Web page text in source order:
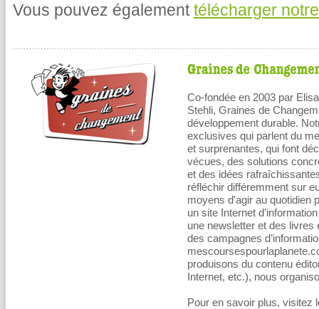
Vous pouvez égalementtélécharger
Co-fondée en 2003 par
Stehli, Graines de
développement durable.
exclusives qui parlent du
et surprenantes, qui font
vécues, des solutions
et des idées
réfléchir différemment sur
moyens d'agir au quotidien
un site Internet
une newsletter et des livres
des campagnes
produisons du contenu
Internet, etc.), nous
Pour en savoir plus, visitez